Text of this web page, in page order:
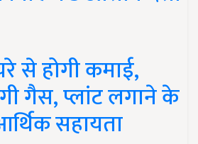
से होगी कमाई,
गैस, प्लांट लगाने के
सहायता